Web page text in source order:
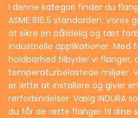
I denne kategori finder du
ASME B16.5 standarden.
at sikre en pålidelig og tæt
industrielle applikationer. Med
holdbarhed tilbyder vi flanger,
temperaturbelastede miljøer.
er lette at installere og giver
rørforbindelser. Vælg INDURA
du får de rette flanger til dine